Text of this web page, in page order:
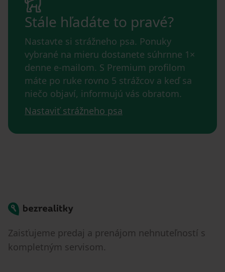
Stále hľadáte to pravé?
Nastavte si strážneho psa. Ponuky
vybrané na mieru dostanete súhrnne 1×
denne e-mailom. S Premium profilom
máte po ruke rovno 5 strážcov a keď sa
niečo objaví, informujú vás obratom.
Nastaviť strážneho psa
Bezrealitky
Zaisťujeme predaj a prenájom nehnuteľností s
kompletným servisom.